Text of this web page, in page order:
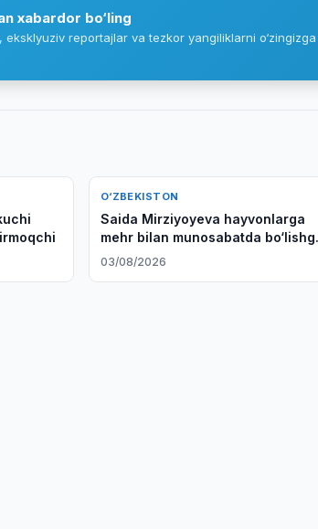
xabardor bo‘ling
eksklyuziv reportajlar va tezkor yangiliklarni
O‘ZBEKISTON
Saida Mirziyoyeva hayvonlarga
mehr bilan munosabatda
chaqirdi
03/08/2026